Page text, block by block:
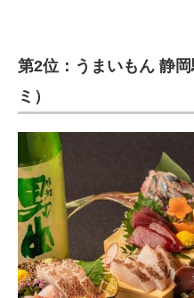
第2位：うまいもん 静
ミ）